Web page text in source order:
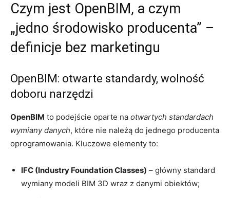
Czym jest OpenBIM, a czym
„jedno środowisko producenta” –
definicje bez marketingu
OpenBIM: otwarte standardy, wolność
doboru narzędzi
OpenBIM to podejście oparte na otwartych standardach
wymiany danych, które nie należą do jednego producenta
oprogramowania. Kluczowe elementy to:
IFC (Industry Foundation Classes) – główny standard
wymiany modeli BIM 3D wraz z danymi obiektów;